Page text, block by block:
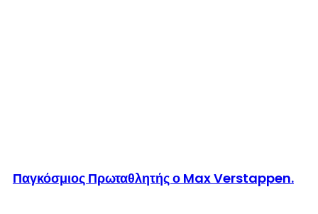
Παγκόσμιος Πρωταθλητής ο Max Verstappen.